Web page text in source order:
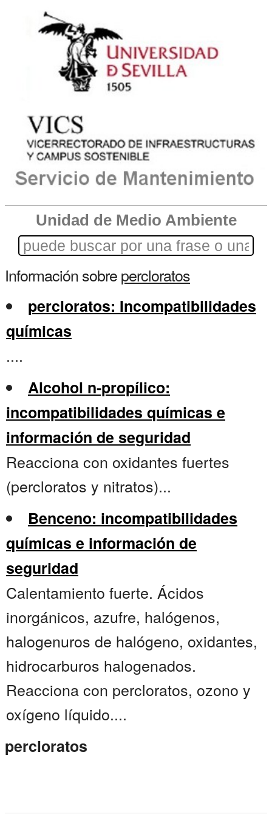
Unidad de Medio Ambiente
Información sobrepercloratos
percloratos: Incompatibilidades
químicas
....
Alcohol n-propílico:
incompatibilidades químicas e
información de seguridad
Reacciona con oxidantes fuertes
(percloratos y nitratos)...
Benceno: incompatibilidades
químicas e información de
seguridad
Calentamiento fuerte. Ácidos
inorgánicos, azufre, halógenos,
halogenuros de halógeno, oxidantes,
hidrocarburos halogenados.
Reacciona con percloratos, ozono y
oxígeno líquido....
percloratos